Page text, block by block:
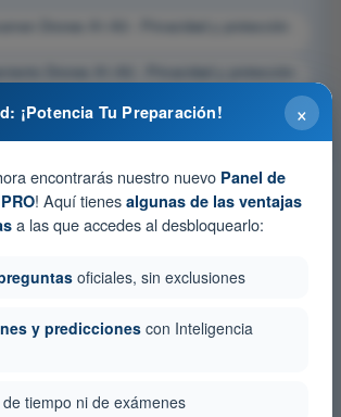
Drones A1-A3 - Privacidad y protección
Drones A1-A3 - Privacidad y protección
Drones A1-A3 - Privacidad y protección de
×
¡Potencia Tu Preparación!
encontrarás nuestro nuevo Panel de
! Aquí tienes algunas de las ventajas
a las que accedes al desbloquearlo:
oficiales, sin exclusiones
y predicciones con Inteligencia
de tiempo ni de exámenes